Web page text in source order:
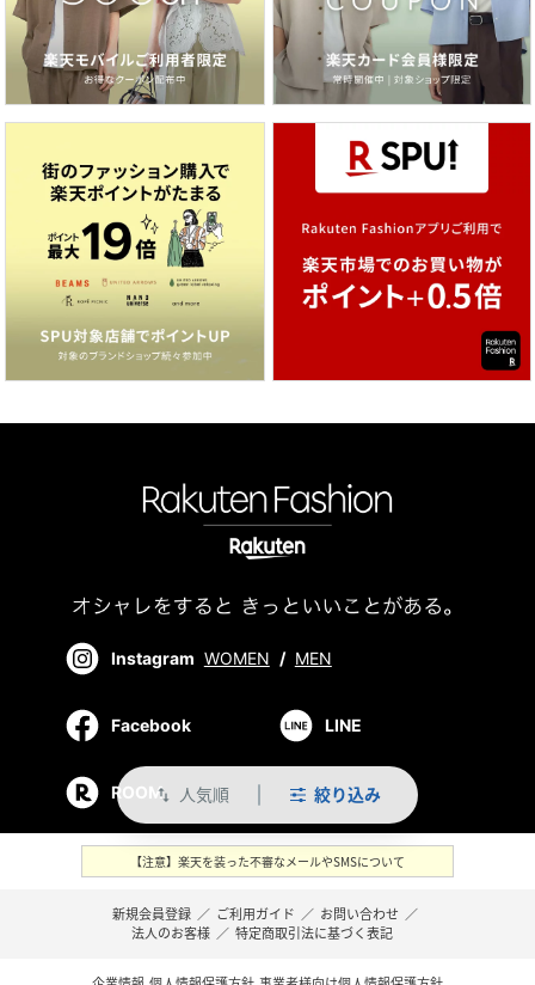
swap_vert 人気順 絞り込み
Instagram WOMEN / MEN
Facebook LINE
ROOM
【注意】楽天を装った不審なメールやSMSについて
新規会員登録 ／ ご利用ガイド ／ お問い合わせ ／
法人のお客様 ／ 特定商取引法に基づく表記